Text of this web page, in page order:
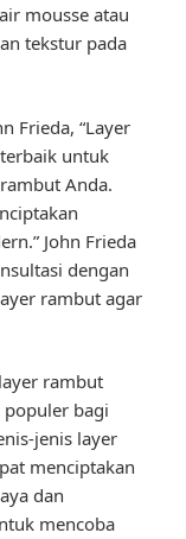
mousse atau
tekstur pada
Frieda, “Layer
untuk
Anda.
John Frieda
dengan
rambut agar
rambut
bagi
jenis layer
menciptakan
dan
mencoba